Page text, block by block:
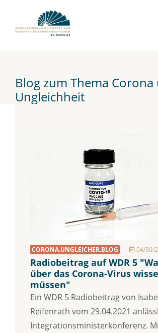
Blog zum Thema Corona
Ungleichheit
CORONA.UNGLEICHER.BLOG 04/30/
Radiobeitrag auf WDR 5
über das Corona-Virus
müssen"
Ein WDR 5 Radiobeitrag von
Reifenrath vom 29.04.2021
Integrationsministerkonferenz.